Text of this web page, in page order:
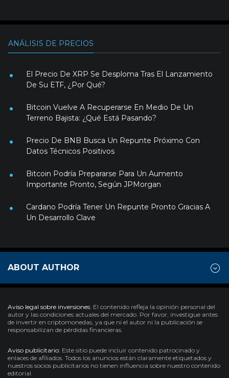
ANÁLISIS DE PRECIOS
El Precio De XRP Se Desploma Tras El Lanzamiento
De Su ETF, ¿Por Qué?
Bitcoin Vuelve A Recuperarse En Medio De Un
Terreno Bajista: ¿Qué Está Pasando?
Precio De BNB Busca Un Repunte Próximo Con
Datos Técnicos Positivos
Bitcoin Podría Prepararse Para Un Aumento
Importante Pronto, Según JPMorgan
Cardano Podría Tener Un Repunte Pronto Gracias A
Un Desarrollo Clave
ABOUT AUTHOR
Aviso legal sobre inversiones: El contenido refleja la opinión personal del
autor y las condiciones actuales del mercado. Por favor, investigue antes
de invertir en criptomonedas, ya que ni el autor ni la publicación se
responsabilizan de pérdidas financieras.
Aviso publicitario: Este sitio puede incluir contenido patrocinado y
enlaces de afiliados. Todos los anuncios están claramente etiquetados y
nuestros socios publicitarios no tienen influencia sobre nuestro contenido
editorial.